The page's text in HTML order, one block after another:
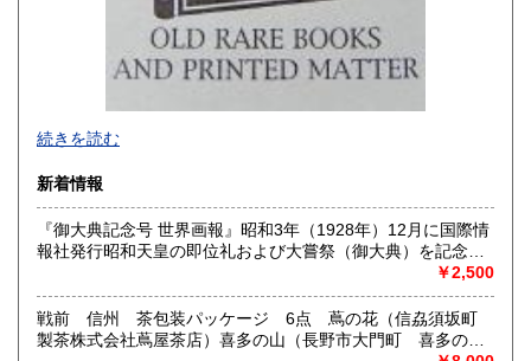
最寄駅：花小金井
営業時間：10:00〜18:00
定休日：不定休
古本・骨董品の出張買取のお申込み・ご予約は、お電話・ま
たはメールにて承っております。 お気軽にお問合わせくださ
続きを読む
新着情報
『御大典記念号 世界画報』昭和3年（1928年）12月に国際情
報社発行昭和天皇の即位礼および大嘗祭（御大典）を記念す
るグラフ雑誌の臨時増刊号です。当時の儀式の様子や関連行
事を写した貴重な写真や解説が多数収録されています。
￥2,500
戦前 信州 茶包装パッケージ 6点 蔦の花（信劦須坂町
製茶株式会社蔦屋茶店）喜多の山（長野市大門町 喜多の園